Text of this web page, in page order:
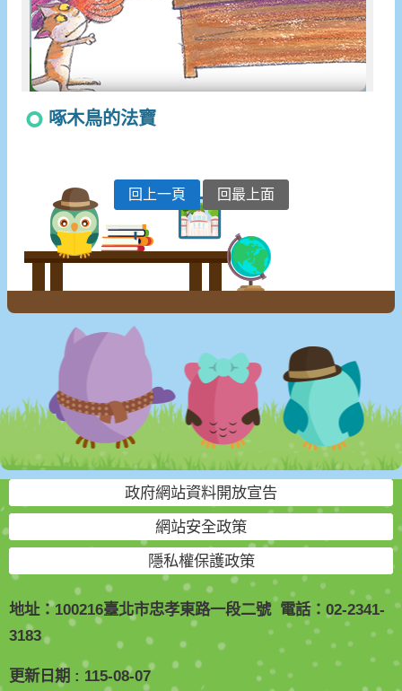
啄木鳥的法寶
回上一頁 回最上面
政府網站資料開放宣告
網站安全政策
隱私權保護政策
地址：100216臺北市忠孝東路一段二號 電話：02-2341-
3183
更新日期 115-08-07